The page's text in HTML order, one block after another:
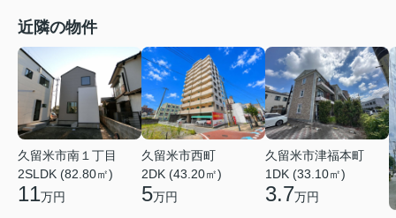
近隣の物件
久留米市南１丁目
2SLDK (82.80㎡)
11万円
久留米市西町
2DK (43.20㎡)
5万円
久留米市津福本町
1DK (33.10㎡)
3.7万円